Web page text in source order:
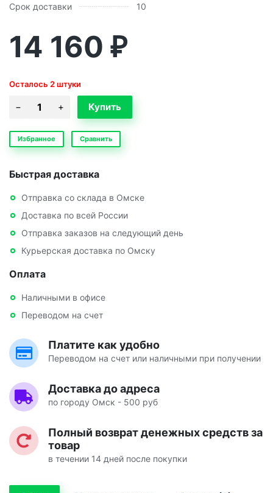
Срок доставки
10
14 160 ₽
Осталось 2 штуки
Избранное Сравнить
Быстрая доставка
Отправка со склада в Омске
Доставка по всей России
Отправка заказов на следующий день
Курьерская доставка по Омску
Оплата
Наличными в офисе
Переводом на счет
Платите как удобно
Переводом на счет или наличными при получении
Доставка до адреса
по городу Омск - 500 руб
Полный возврат денежных средств за
товар
в течении 14 дней после покупки